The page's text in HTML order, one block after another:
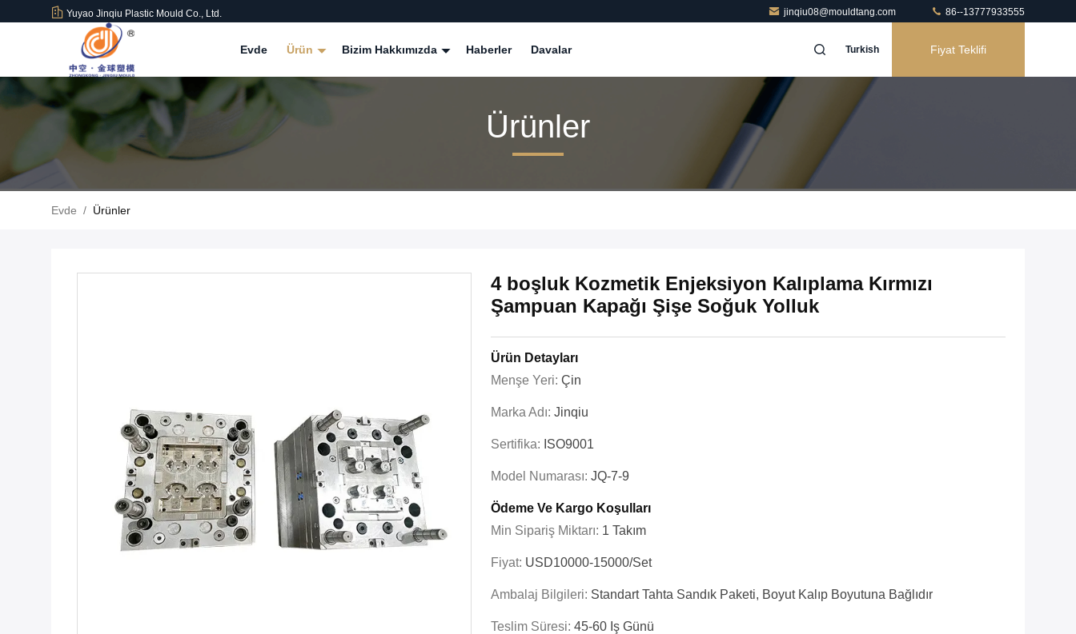
Yuyao Jinqiu Plastic Mould Co., Ltd. jinqiu08@mouldtang.com 86--13777933555
Evde Ürün Bizim Hakkımızda Haberler Davalar Turkish Fiyat Teklifi
Ürünler
Evde / Ürünler
4 boşluk Kozmetik Enjeksiyon Kalıplama Kırmızı
Şampuan Kapağı Şişe Soğuk Yolluk
Ürün Detayları
Menşe Yeri: Çin
Marka Adı: Jinqiu
Sertifika: ISO9001
Model Numarası: JQ-7-9
Ödeme Ve Kargo Koşulları
Min Sipariş Miktarı: 1 Takım
Fiyat: USD10000-15000/set
Ambalaj Bilgileri: Standart Tahta Sandık Paketi, Boyut Kalıp Boyutuna Bağlıdır
Teslim Süresi: 45-60 Iş Günü